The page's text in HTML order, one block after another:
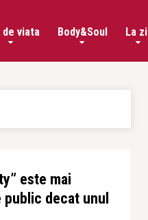
de viata Body&Soul La zi
este mai
decat unul